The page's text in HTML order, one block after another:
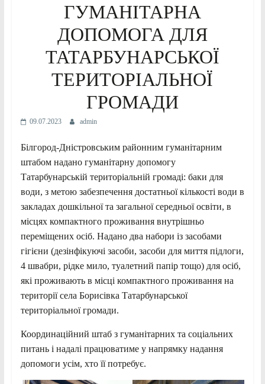
ГУМАНІТАРНА
ДОПОМОГА ДЛЯ
ТАТАРБУНАРСЬКОЇ
ТЕРИТОРІАЛЬНОЇ
ГРОМАДИ
09.07.2023 admin
Білгород-Дністровським районним гуманітарним
штабом надано гуманітарну допомогу
Татарбунарській територіальній громаді: баки для
води, з метою забезпечення достатньої кількості води в
закладах дошкільної та загальної середньої освіти, в
місцях компактного проживання внутрішньо
переміщених осіб. Надано два набори із засобами
гігієни (дезінфікуючі засоби, засоби для миття підлоги,
4 швабри, рідке мило, туалетний папір тощо) для осіб,
які проживають в місці компактного проживання на
території села Борисівка Татарбунарської
територіальної громади.
Координаційний штаб з гуманітарних та соціальних
питань і надалі працюватиме у напрямку надання
допомоги усім, хто її потребує.